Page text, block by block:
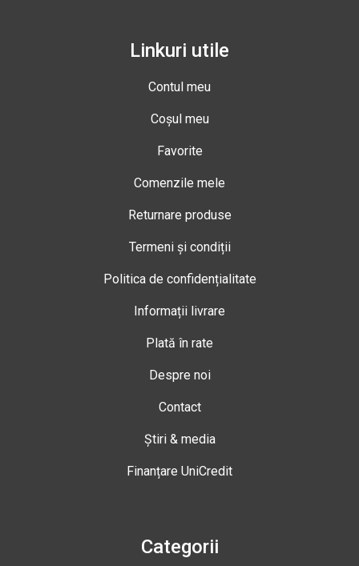
Linkuri utile
Contul meu
Coșul meu
Favorite
Comenzile mele
Returnare produse
Termeni și condiții
Politica de confidențialitate
Informații livrare
Plată în rate
Despre noi
Contact
Știri & media
Finanțare UniCredit
Categorii